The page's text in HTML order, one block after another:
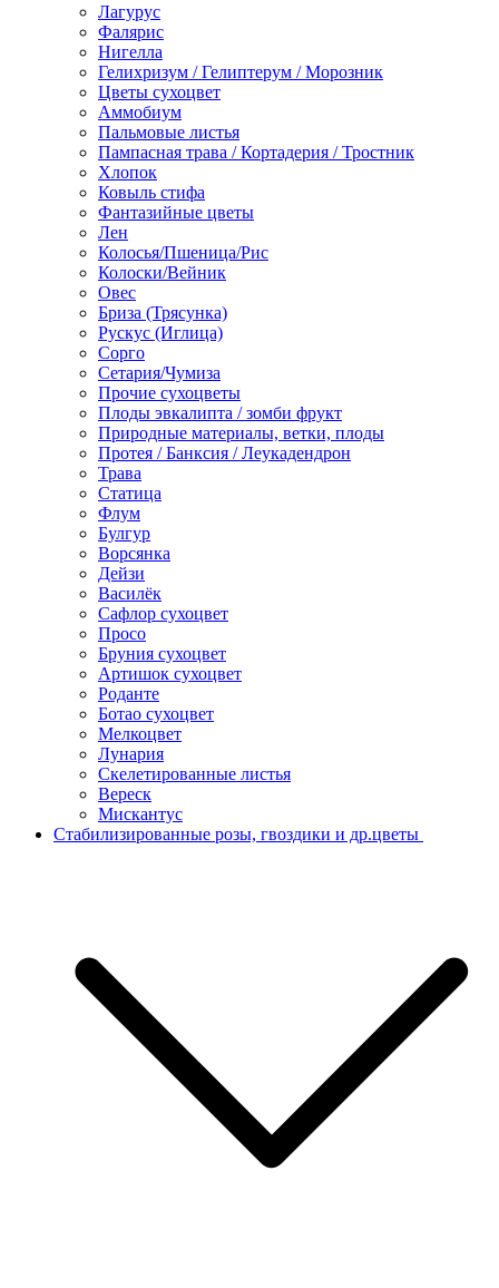
Лагурус
Фалярис
Нигелла
Гелихризум / Гелиптерум / Морозник
Цветы сухоцвет
Аммобиум
Пальмовые листья
Пампасная трава / Кортадерия / Тростник
Хлопок
Ковыль стифа
Фантазийные цветы
Лен
Колосья/Пшеница/Рис
Колоски/Вейник
Овес
Бриза (Трясунка)
Рускус (Иглица)
Сорго
Сетария/Чумиза
Прочие сухоцветы
Плоды эвкалипта / зомби фрукт
Природные материалы, ветки, плоды
Протея / Банксия / Леукадендрон
Трава
Статица
Флум
Булгур
Ворсянка
Дейзи
Василёк
Сафлор сухоцвет
Просо
Бруния сухоцвет
Артишок сухоцвет
Роданте
Ботао сухоцвет
Мелкоцвет
Лунария
Скелетированные листья
Вереск
Мискантус
Стабилизированные розы, гвоздики и др.цветы